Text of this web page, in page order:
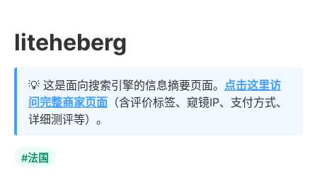
liteheberg
💡 这是面向搜索引擎的信息摘要页面。 点击这里访
问完整商家页面 （含评价标签、窥镜IP、支付方式、
详细测评等）。
#法国